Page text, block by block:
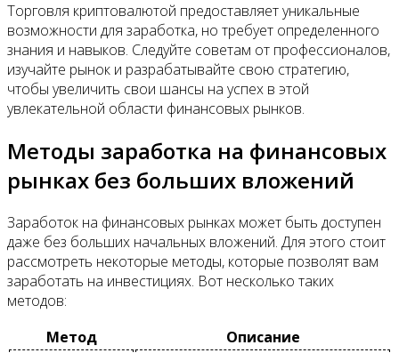
Торговля криптовалютой предоставляет уникальные
возможности для заработка, но требует определенного
знания и навыков. Следуйте советам от профессионалов,
изучайте рынок и разрабатывайте свою стратегию,
чтобы увеличить свои шансы на успех в этой
увлекательной области финансовых рынков.
Методы заработка на финансовых
рынках без больших вложений
Заработок на финансовых рынках может быть доступен
даже без больших начальных вложений. Для этого стоит
рассмотреть некоторые методы, которые позволят вам
заработать на инвестициях. Вот несколько таких
методов:
Метод
Описание